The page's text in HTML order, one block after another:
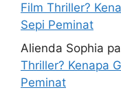
Film Thriller?
Sepi Peminat
Alienda Sophia
Thriller? Kenapa
Peminat